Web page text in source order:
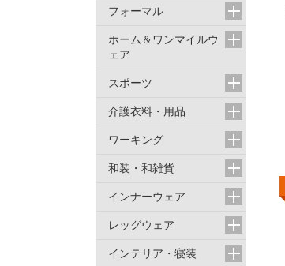
フォーマル
ホーム＆ワンマイルウ
ェア
スポーツ
介護衣料・用品
ワーキング
和装・和雑貨
インナーウェア
レッグウェア
インテリア・寝装